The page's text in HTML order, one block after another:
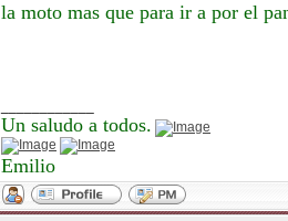
la moto mas que para ir a por el
Un saludo a todos.
Emilio